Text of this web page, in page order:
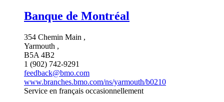
Banque de Montréal
354 Chemin Main ,
Yarmouth ,
B5A 4B2
1 (902) 742-9291
feedback@bmo.com
www.branches.bmo.com/ns/yarmouth/b0210
Service en français occasionnellement